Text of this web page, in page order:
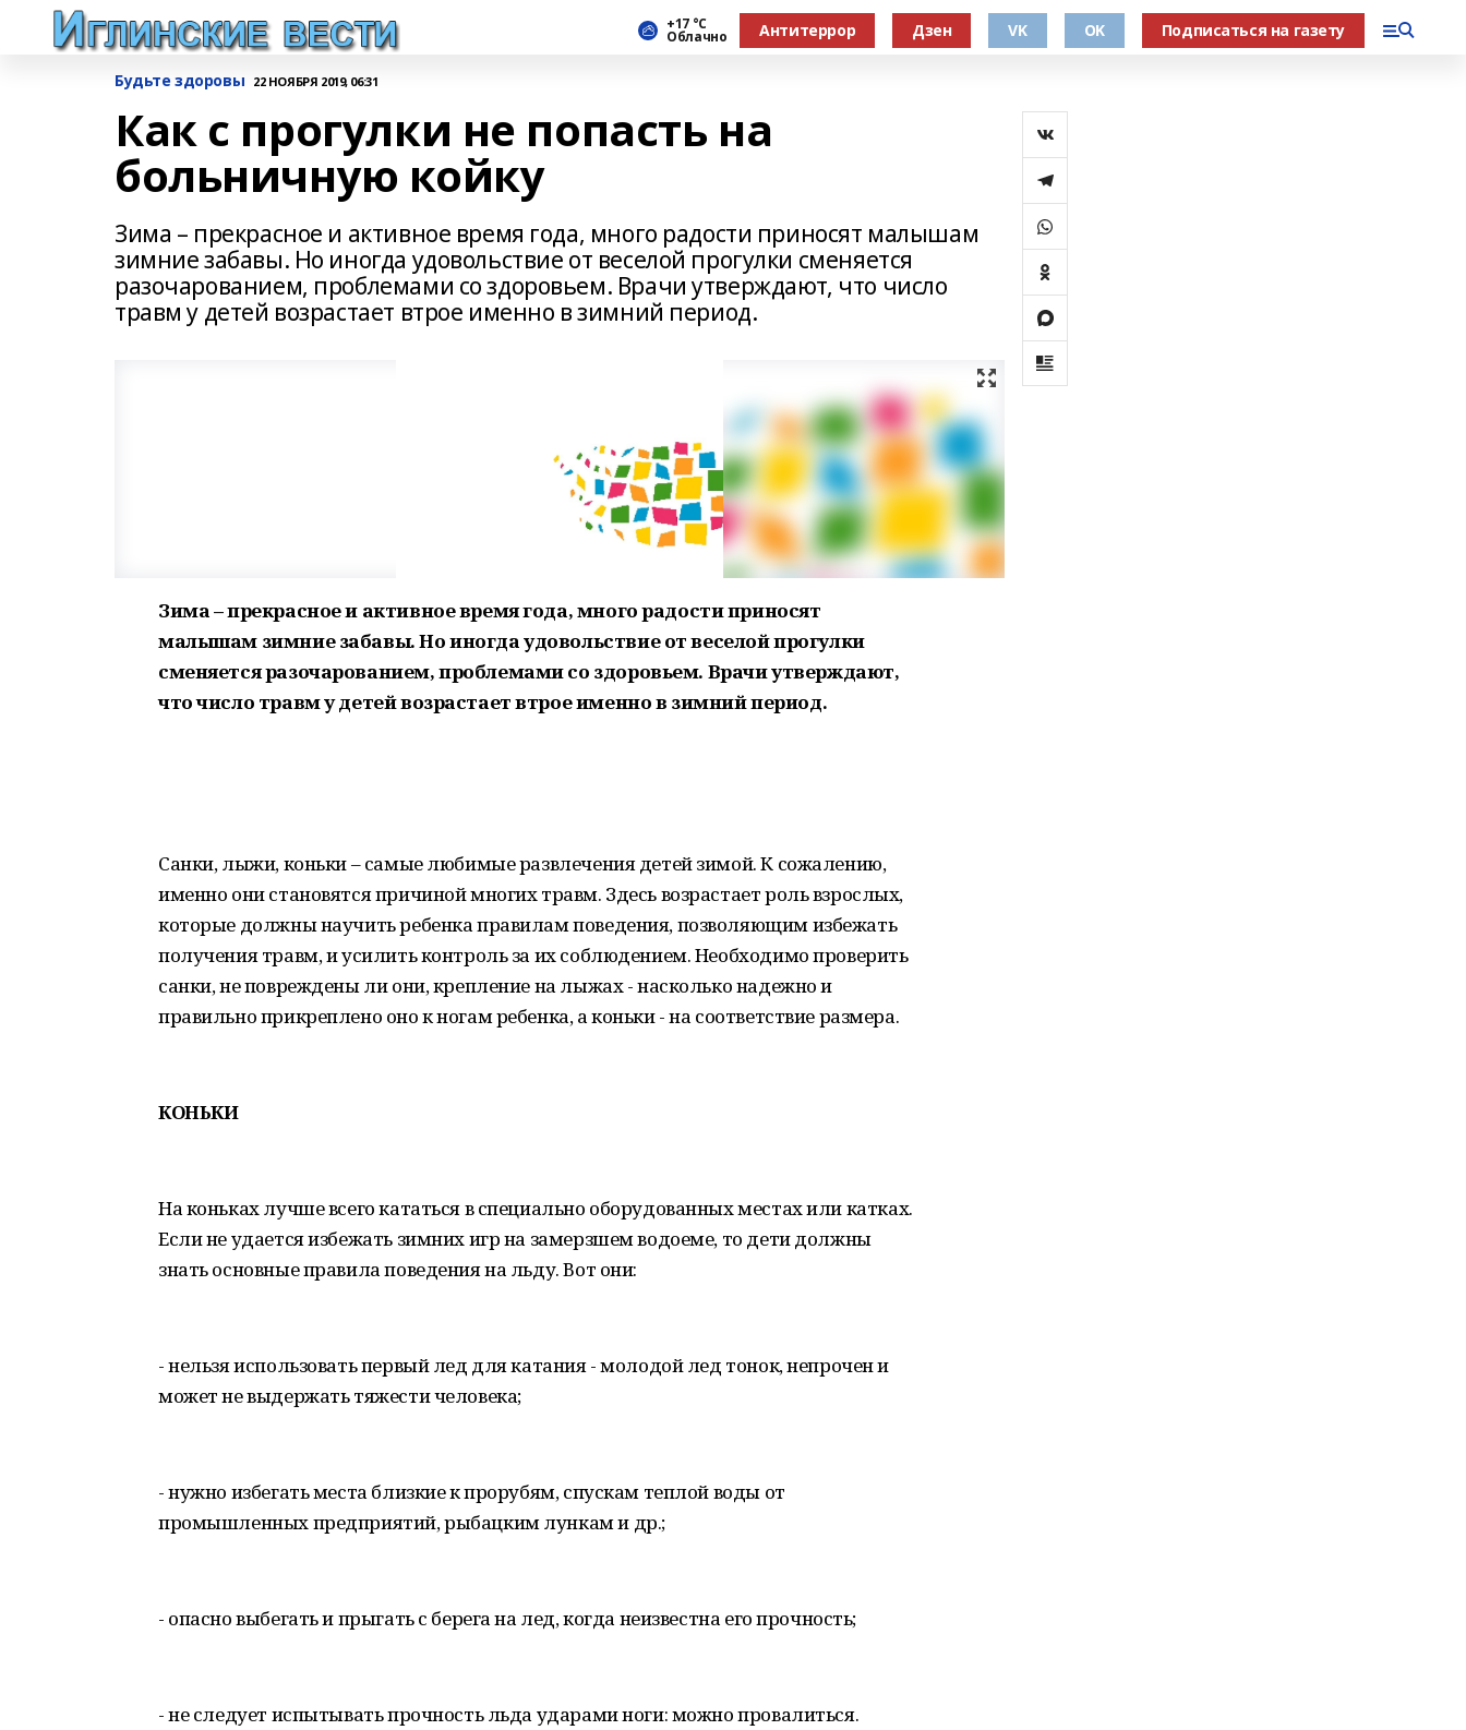
+17 °С
Облачно Антитеррор Дзен VK OK Подписаться на газету
Будьте здоровы 22 НОЯБРЯ 2019, 06:31
Как с прогулки не попасть на
больничную койку
Зима – прекрасное и активное время года, много радости приносят малышам
зимние забавы. Но иногда удовольствие от веселой прогулки сменяется
разочарованием, проблемами со здоровьем. Врачи утверждают, что число
травм у детей возрастает втрое именно в зимний период.
Зима – прекрасное и активное время года, много радости приносят
малышам зимние забавы. Но иногда удовольствие от веселой прогулки
сменяется разочарованием, проблемами со здоровьем. Врачи утверждают,
что число травм у детей возрастает втрое именно в зимний период.
Санки, лыжи, коньки – самые любимые развлечения детей зимой. К сожалению,
именно они становятся причиной многих травм. Здесь возрастает роль взрослых,
которые должны научить ребенка правилам поведения, позволяющим избежать
получения травм, и усилить контроль за их соблюдением. Необходимо проверить
санки, не повреждены ли они, крепление на лыжах - насколько надежно и
правильно прикреплено оно к ногам ребенка, а коньки - на соответствие размера.
КОНЬКИ
На коньках лучше всего кататься в специально оборудованных местах или катках.
Если не удается избежать зимних игр на замерзшем водоеме, то дети должны
знать основные правила поведения на льду. Вот они:
- нельзя использовать первый лед для катания - молодой лед тонок, непрочен и
может не выдержать тяжести человека;
- нужно избегать места близкие к прорубям, спускам теплой воды от
промышленных предприятий, рыбацким лункам и др.;
- опасно выбегать и прыгать с берега на лед, когда неизвестна его прочность;
- не следует испытывать прочность льда ударами ноги: можно провалиться.